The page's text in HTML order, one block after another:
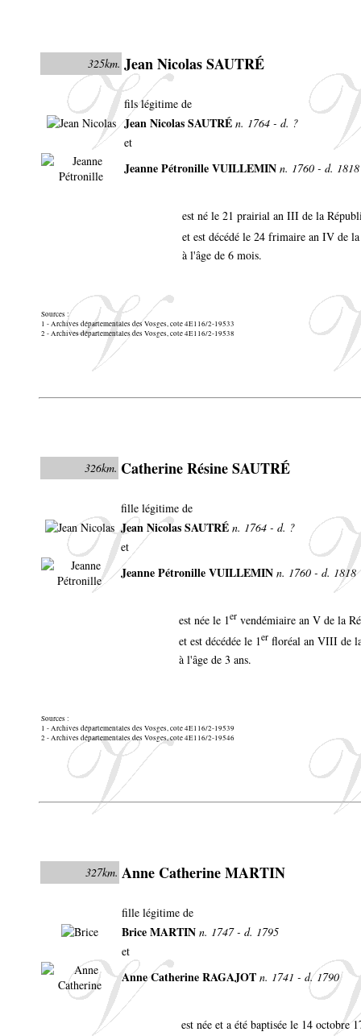
325km. Jean Nicolas SAUTRÉ
fils légitime de
Jean Nicolas SAUTRÉ n. 1764 - d. ?
et
Jeanne Pétronille VUILLEMIN n. 1760 - d. 1818
est né le 21 prairial an III de la
et est décédé le 24 frimaire an IV de
à l'âge de 6 mois.
Sources :
1 - Archives départementales des Vosges, cote 4E116/2-19533
2 - Archives départementales des Vosges, cote 4E116/2-19538
326km. Catherine Résine SAUTRÉ
fille légitime de
Jean Nicolas SAUTRÉ n. 1764 - d. ?
et
Jeanne Pétronille VUILLEMIN n. 1760 - d. 1818
est née le 1er vendémiaire an V de la
et est décédée le 1er floréal an VIII de
à l'âge de 3 ans.
Sources :
1 - Archives départementales des Vosges, cote 4E116/2-19539
2 - Archives départementales des Vosges, cote 4E116/2-19546
327km. Anne Catherine MARTIN
fille légitime de
Brice MARTIN n. 1747 - d. 1795
et
Anne Catherine RAGAJOT n. 1741 - d. 1790
est née et a été baptisée le 14 octobre